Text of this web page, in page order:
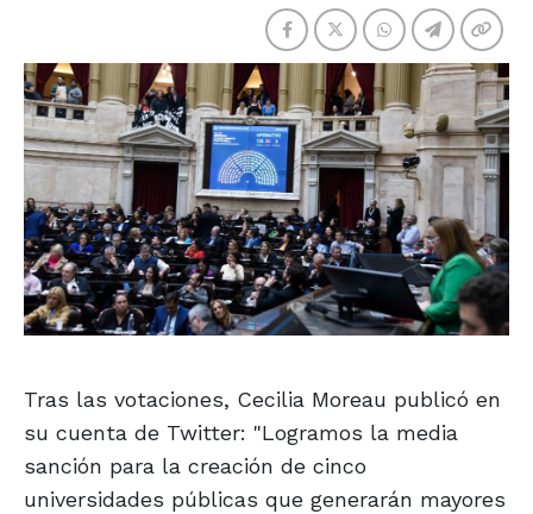
Tras las votaciones, Cecilia Moreau publicó en
su cuenta de Twitter: "Logramos la media
sanción para la creación de cinco
universidades públicas que generarán mayores